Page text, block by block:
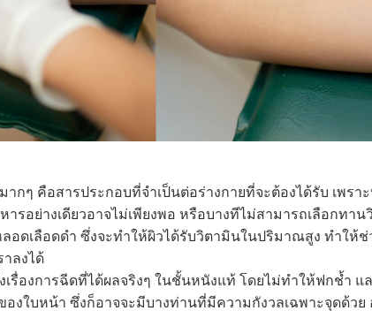
อสารประกอบที่จำเป็นต่อร่างกายที่จะต้องได้รับ เพราะ
รอย่างเดียวอาจไม่เพียงพอ หรือบางทีไม่สามารถเลือกทาน
อดเลือดดำ ซึ่งจะทำให้ผิวได้รับวิตามินในปริมาณสูง ทำให้
าลงได้
งการฉีดที่ได้ผลจริงๆ ในชั้นหนังแท้ โดยไม่ทำให้ฟกช้ำ แ
งใบหน้า ซึ่งก็อาจจะมีบางท่านที่มีความกังวลเฉพาะจุดด้วย